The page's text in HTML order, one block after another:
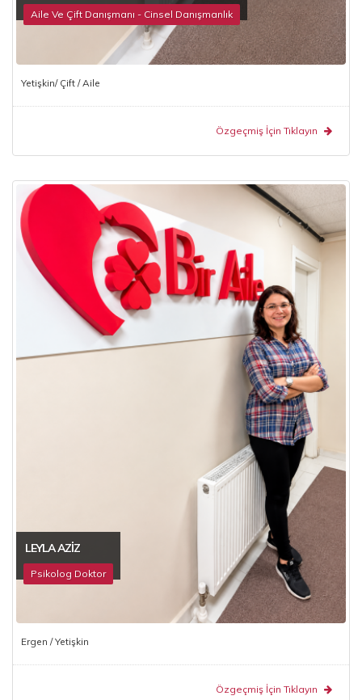
Aile Ve Çift Danışmanı - Cinsel Danışmanlık
Yetişkin/ Çift / Aile
Özgeçmiş İçin Tıklayın
LEYLA AZIZ
Psikolog Doktor
Ergen / Yetişkin
Özgeçmiş İçin Tıklayın